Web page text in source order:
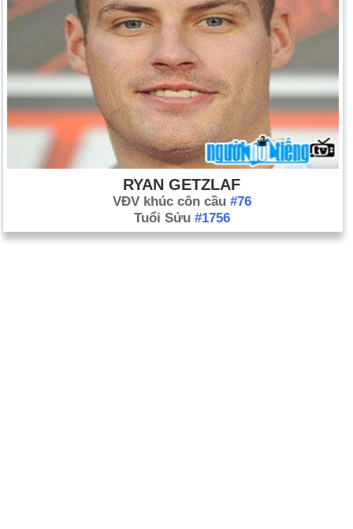
RYAN GETZLAF
VĐV khúc côn cầu #76
Tuổi Sửu #1756